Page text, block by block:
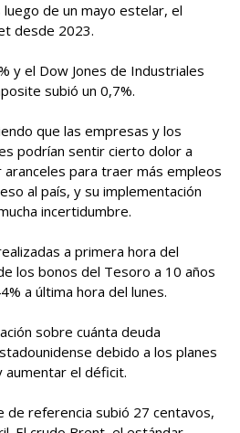
de un mayo estelar, el
desde 2023.
y el Dow Jones de Industriales
subió un 0,7%.
que las empresas y los
podrían sentir cierto dolor a
para traer más empleos
al país, y su implementación
incertidumbre.
a primera hora del
los bonos del Tesoro a 10 años
a última hora del lunes.
sobre cuánta deuda
debido a los planes
el déficit.
de referencia subió 27 centavos,